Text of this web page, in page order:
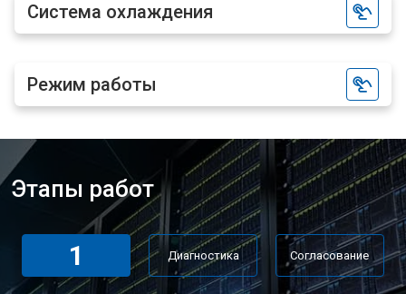
Система охлаждения
Режим работы
Этапы работ
1 Диагностика Согласование